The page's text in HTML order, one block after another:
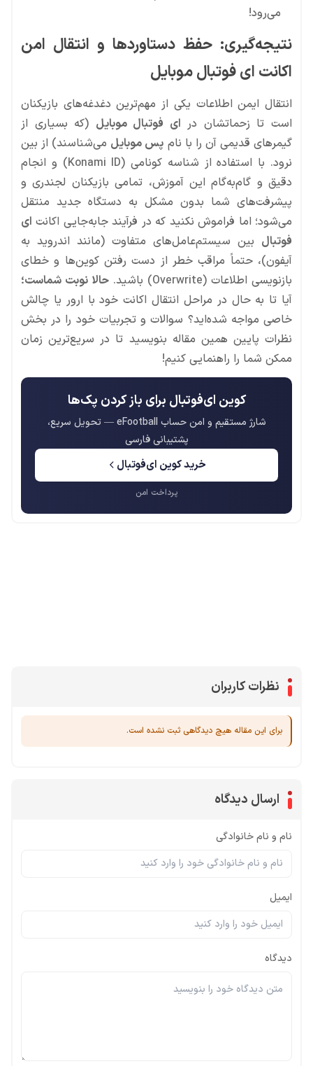
می‌رود!
نتیجه‌گیری: حفظ دستاوردها و انتقال امن
اکانت ای فوتبال موبایل
انتقال ایمن اطلاعات یکی از مهم‌ترین دغدغه‌های بازیکنان
است تا زحماتشان در ای فوتبال موبایل (که بسیاری از
گیمرهای قدیمی آن را با نام پس موبایل می‌شناسند) از بین
نرود. با استفاده از شناسه کونامی (Konami ID) و انجام
دقیق و گام‌به‌گام این آموزش، تمامی بازیکنان لجندری و
پیشرفت‌های شما بدون مشکل به دستگاه جدید منتقل
می‌شود؛ اما فراموش نکنید که در فرآیند جابه‌جایی اکانت ای
فوتبال بین سیستم‌عامل‌های متفاوت (مانند اندروید به
آیفون)، حتماً مراقب خطر از دست رفتن کوین‌ها و خطای
بازنویسی اطلاعات (Overwrite) باشید.
حالا نوبت شماست؛
آیا تا به حال در مراحل انتقال اکانت خود با ارور یا چالش
خاصی مواجه شده‌اید؟ سوالات و تجربیات خود را در بخش
نظرات پایین همین مقاله بنویسید تا در سریع‌ترین زمان
ممکن شما را راهنمایی کنیم!
کوین ای‌فوتبال برای باز کردن پک‌ها
شارژ مستقیم و امن حساب eFootball — تحویل سریع،
پشتیبانی فارسی
خرید کوین ای‌فوتبال
پرداخت امن
نظرات کاربران
برای این مقاله هیچ دیدگاهی ثبت نشده است.
ارسال دیدگاه
نام و نام خانوادگی
ایمیل
دیدگاه